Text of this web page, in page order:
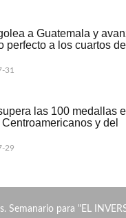
a Guatemala y
perfecto a los cuartos de
31
las 100 medallas
Centroamericanos y del
29
Semanario para "EL